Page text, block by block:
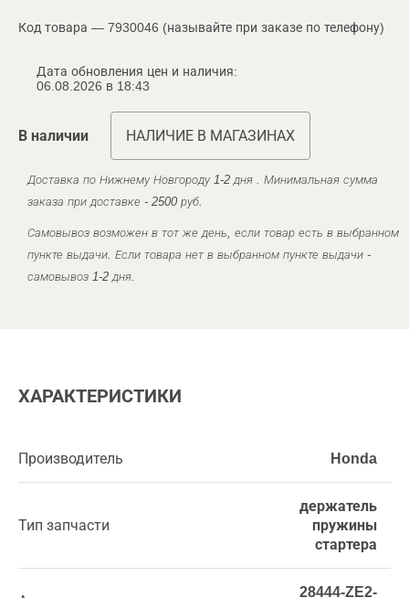
Код товара — 7930046 (называйте при заказе по телефону)
Дата обновления цен и наличия:
06.08.2026 в 18:43
В наличии НАЛИЧИЕ В МАГАЗИНАХ
Доставка по Нижнему Новгороду 1-2 дня . Минимальная сумма
заказа при доставке - 2500 руб.
Самовывоз возможен в тот же день, если товар есть в выбранном
пункте выдачи. Если товара нет в выбранном пункте выдачи -
самовывоз 1-2 дня.
ХАРАКТЕРИСТИКИ
Производитель Honda
Тип запчасти
держатель
пружины
стартера
28444-ZE2-